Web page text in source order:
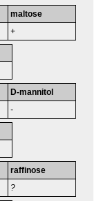
maltose
+
D-mannitol
-
raffinose
?